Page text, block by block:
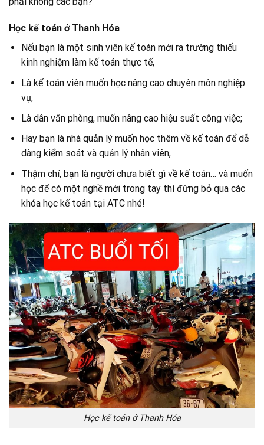
Học kế toán ở Thanh Hóa
Nếu bạn là một sinh viên kế toán mới ra trường thiếu
kinh nghiệm làm kế toán thực tế,
Là kế toán viên muốn học nâng cao chuyên môn nghiệp
vụ,
Là dân văn phòng, muốn nâng cao hiệu suất công việc;
Hay bạn là nhà quản lý muốn học thêm về kế toán để dễ
dàng kiểm soát và quản lý nhân viên,
Thậm chí, bạn là người chưa biết gì về kế toán… và muốn
học để có một nghề mới trong tay thì đừng bỏ qua các
khóa học kế toán tại ATC nhé!
Học kế toán ở Thanh Hóa